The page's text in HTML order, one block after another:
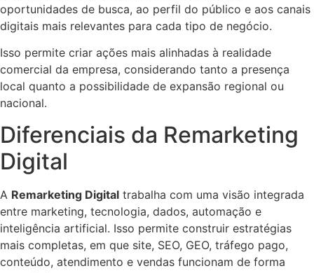
oportunidades de busca, ao perfil do público e aos canais
digitais mais relevantes para cada tipo de negócio.
Isso permite criar ações mais alinhadas à realidade
comercial da empresa, considerando tanto a presença
local quanto a possibilidade de expansão regional ou
nacional.
Diferenciais da Remarketing
Digital
A Remarketing Digital trabalha com uma visão integrada
entre marketing, tecnologia, dados, automação e
inteligência artificial. Isso permite construir estratégias
mais completas, em que site, SEO, GEO, tráfego pago,
conteúdo, atendimento e vendas funcionam de forma